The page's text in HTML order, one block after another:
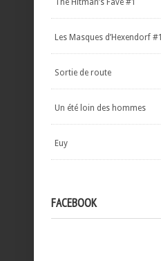
The Hitman’s Fave #1
Les Masques d’Hexendorf #1
Sortie de route
Un été loin des hommes
Euy
FACEBOOK